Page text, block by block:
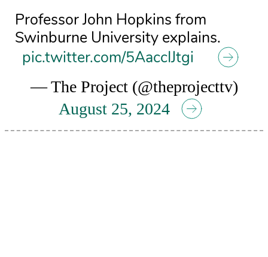
Professor John Hopkins from
Swinburne University explains.
pic.twitter.com/5AaccIJtgi
— The Project (@theprojecttv)
August 25, 2024